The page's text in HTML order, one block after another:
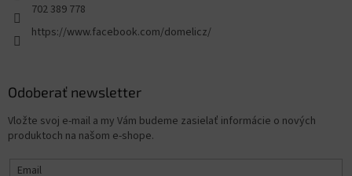
702 389 778
https://www.facebook.com/domelicz/
Odoberať newsletter
Vložte svoj e-mail a my Vám budeme zasielať informácie o nových
produktoch na našom e-shope.
Email